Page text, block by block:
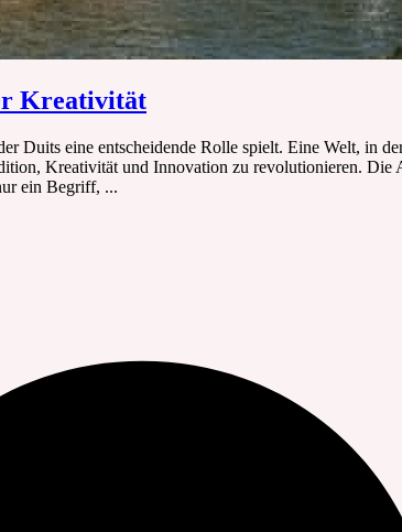
Kreativität
Duits eine entscheidende Rolle spielt. Eine Welt, in
Kreativität und Innovation zu revolutionieren.
ein Begriff, ...